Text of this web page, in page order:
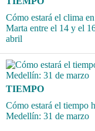
Cómo estará el clima
Marta entre el 14 y el
abril
TIEMPO
Cómo estará el tiempo
Medellín: 31 de marzo